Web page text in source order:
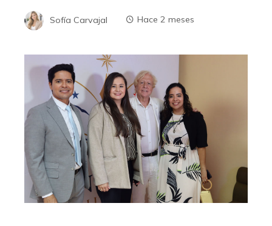
Sofía Carvajal Hace 2 meses